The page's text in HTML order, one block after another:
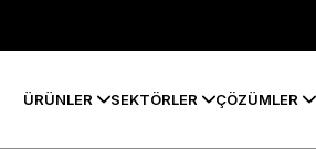
ÜRÜNLER SEKTÖRLER ÇÖZÜMLER